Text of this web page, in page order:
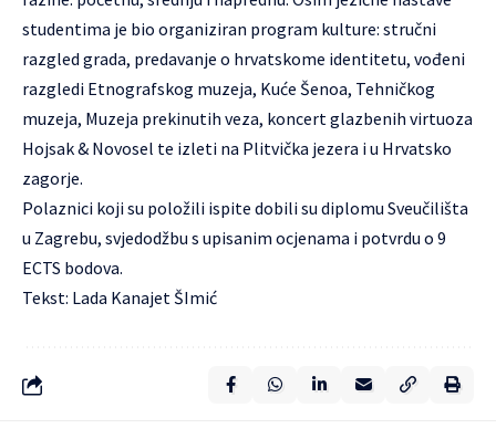
studentima je bio organiziran program kulture: stručni
razgled grada, predavanje o hrvatskome identitetu, vođeni
razgledi Etnografskog muzeja, Kuće Šenoa, Tehničkog
muzeja, Muzeja prekinutih veza, koncert glazbenih virtuoza
Hojsak & Novosel te izleti na Plitvička jezera i u Hrvatsko
zagorje.
Polaznici koji su položili ispite dobili su diplomu Sveučilišta
u Zagrebu, svjedodžbu s upisanim ocjenama i potvrdu o 9
ECTS bodova.
Tekst: Lada Kanajet ŠImić